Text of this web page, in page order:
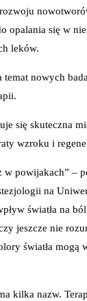
opalania się w
leków.
temat nowych
się skuteczna
wzroku i
w powijakach” –
na
światła na
jeszcze nie
światła mogą
kilka nazw.